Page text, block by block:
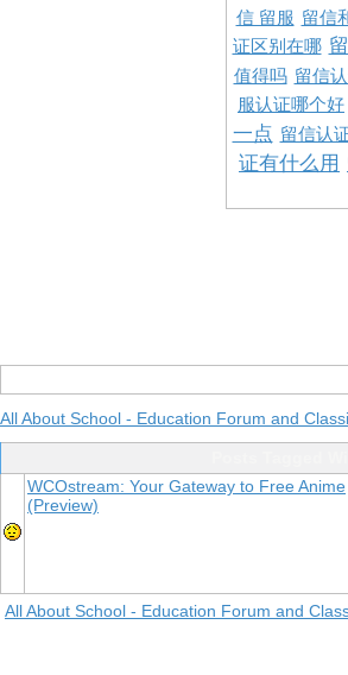
信 留服 留信
证区别在哪
值得吗 留信
服认证哪个好
一点 留信认
证有什么用
All About School - Education Forum and
WCOstream: Your Gateway to Free Anime
(Preview)
All About School - Education Forum and